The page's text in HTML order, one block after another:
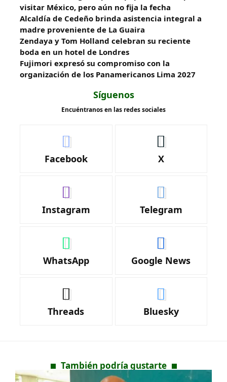
visitar México, pero aún no fija la fecha
Alcaldía de Cedeño brinda asistencia integral a
madre proveniente de La Guaira
Zendaya y Tom Holland celebran su reciente
boda en un hotel de Londres
Fujimori expresó su compromiso con la
organización de los Panamericanos Lima 2027
Síguenos
Encuéntranos en las redes sociales
Facebook X
Instagram Telegram
WhatsApp Google News
Threads Bluesky
También podría gustarte